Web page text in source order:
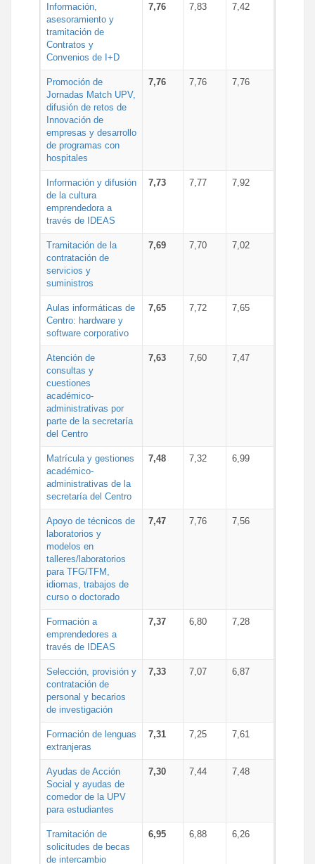
Información,
asesoramiento y
tramitación de
Contratos y
Convenios de I+D
7,76 7,83 7,42
Promoción de
Jornadas Match UPV,
difusión de retos de
Innovación de
empresas y desarrollo
de programas con
hospitales
7,76 7,76 7,76
Información y difusión
de la cultura
emprendedora a
través de IDEAS
7,73 7,77 7,92
Tramitación de la
contratación de
servicios y
suministros
7,69 7,70 7,02
Aulas informáticas de
Centro: hardware y
software corporativo
7,65 7,72 7,65
Atención de
consultas y
cuestiones
académico-
administrativas por
parte de la secretaría
del Centro
7,63 7,60 7,47
Matrícula y gestiones
académico-
administrativas de la
secretaría del Centro
7,48 7,32 6,99
Apoyo de técnicos de
laboratorios y
modelos en
talleres/laboratorios
para TFG/TFM,
idiomas, trabajos de
curso o doctorado
7,47 7,76 7,56
Formación a
emprendedores a
través de IDEAS
7,37 6,80 7,28
Selección, provisión y
contratación de
personal y becarios
de investigación
7,33 7,07 6,87
Formación de lenguas
extranjeras
7,31 7,25 7,61
Ayudas de Acción
Social y ayudas de
comedor de la UPV
para estudiantes
7,30 7,44 7,48
Tramitación de
solicitudes de becas
de intercambio
6,95 6,88 6,26